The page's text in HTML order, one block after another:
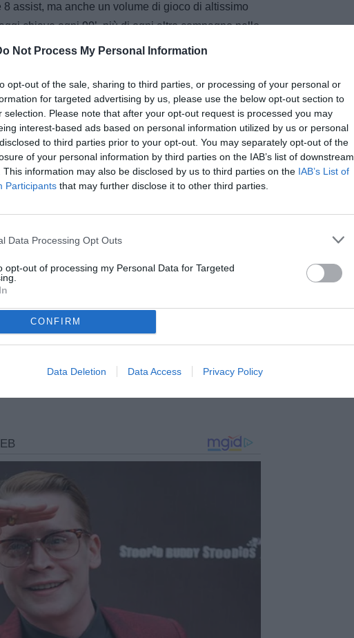
Not Process My Personal Information
opt-out of the sale, sharing to third parties, or processing of your personal or
for targeted advertising by us, please use the below opt-out section to
selection. Please note that after your opt-out request is processed you may
interest-based ads based on personal information utilized by us or personal
to third parties prior to your opt-out. You may separately opt-out of the
of your personal information by third parties on the IAB’s list of downstream
This information may also be disclosed by us to third parties on the IAB’s List of
Participants that may further disclose it to other third parties.
Data Processing Opt Outs
opt-out of processing my Personal Data for Targeted
CONFIRM
Data Deletion Data Access Privacy Policy
assist, ma anche un volume di gioco di altissimo
chiave ogni 90’, più di ogni altro compagno nello
nell’ultimo terzo di campo, 220 passaggi
cui è il migliore della Serie B. Così come è il
il cui compito principale sarebbe quello di dirigere
alla fase difensiva della squadra, sia anche il
creativo, il perfetto completamento al fratello
B. Di Salvatore Esposito si parla come di uno dei
esordio con la SPAL. Ci è voluto forse un po’ di
24 anni, sembra quella della definitiva maturità, in